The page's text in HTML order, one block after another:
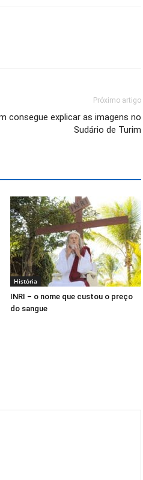
Próximo artigo
consegue explicar as imagens no
Sudário de Turim
História
INRI – o nome que custou o preço
do sangue